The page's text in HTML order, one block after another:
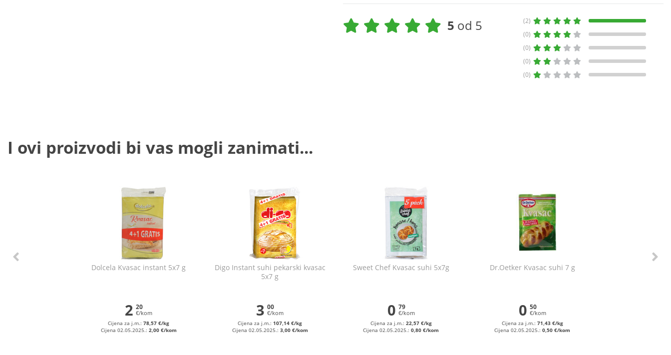
5 od 5
(2)
(0)
(0)
(0)
(0)
I ovi proizvodi bi vas mogli zanimati...
Dolcela Kvasac instant 5x7 g
2 20
€/kom
Cijena za j.m.:78,57 €/kg
Cijena 02.05.2025.: 2,00 €/kom
Digo Instant suhi pekarski kvasac
5x7 g
3 00
€/kom
Cijena za j.m.:107,14 €/kg
Cijena 02.05.2025.: 3,00 €/kom
Sweet Chef Kvasac suhi 5x7g
0 79
€/kom
Cijena za j.m.: 22,57 €/kg
Cijena 02.05.2025.:0,80 €/kom
Dr.Oetker Kvasac suhi 7 g
0 50
€/kom
Cijena za j.m.: 71,43 €/kg
Cijena 02.05.2025.:0,50 €/kom